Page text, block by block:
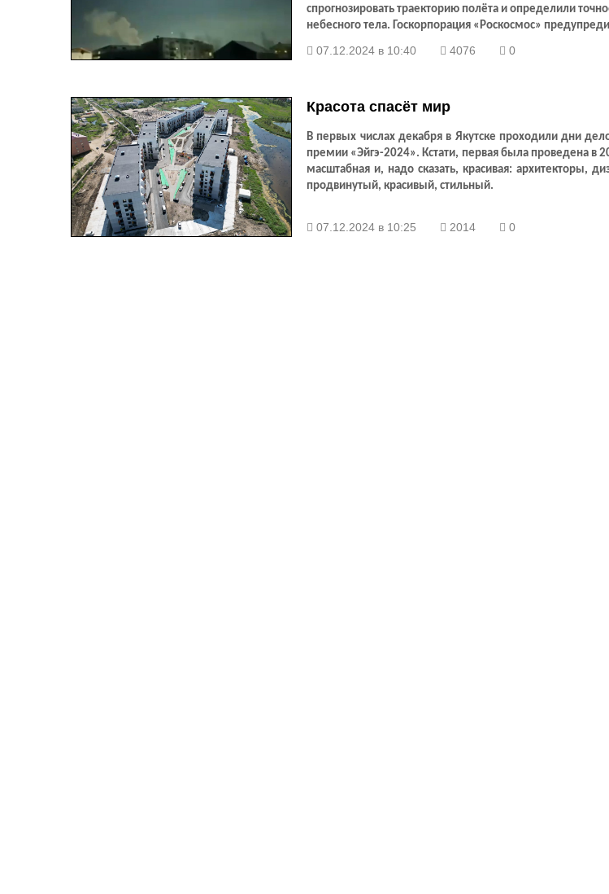
спрогнозировать траекторию полёта и определили
небесного тела. Госкорпорация «Роскосмос»
сложным буквенным обозначениемCOWEPC
07.12.2024 в 10:40 4076 0
Красота спасёт мир
В первых числах декабря в Якутске проходили дни
премии «Эйгэ-2024». Кстати, первая была проведена в
масштабная и, надо сказать, красивая: архитекторы,
продвинутый, красивый, стильный.
07.12.2024 в 10:25 2014 0